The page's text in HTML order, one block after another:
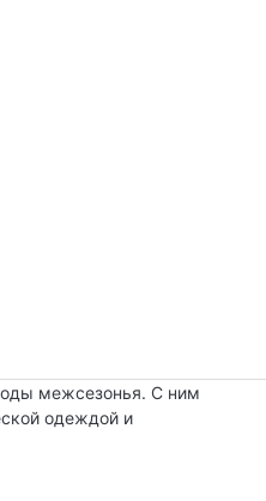
межсезонья. С ним
одеждой и